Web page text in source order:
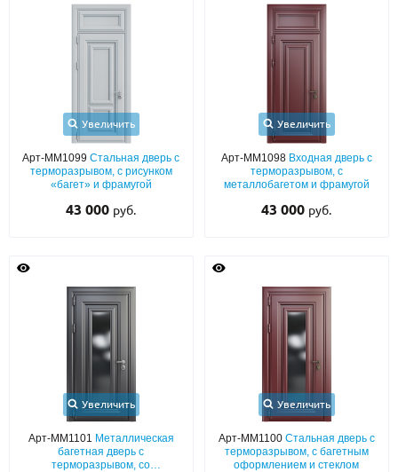
Популярные двери
ДВЕРИ С ТЕРМОРАЗРЫВОМ
ОПЛАТА
ДОСТАВКА
КОНТАКТЫ
ПН-СБ - с 9:00 до 21:00, ВС - до 19:00
Увеличить
Арт-ММ1099Стальная дверь с
терморазрывом, с рисунком
«багет» и фрамугой
43 000 руб.
Увеличить
Арт-ММ1098 Входная дверь с
терморазрывом, с
металлобагетом и фрамугой
43 000 руб.
Увеличить
Арт-ММ1101 Металлическая
багетная дверь с
терморазрывом, со
Увеличить
Арт-ММ1100 Стальная дверь с
терморазрывом, с багетным
оформлением и стеклом